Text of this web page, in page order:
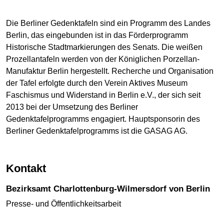
Die Berliner Gedenktafeln sind ein Programm des Landes
Berlin, das eingebunden ist in das Förderprogramm
Historische Stadtmarkierungen des Senats. Die weißen
Prozellantafeln werden von der Königlichen Porzellan-
Manufaktur Berlin hergestellt. Recherche und Organisation
der Tafel erfolgte durch den Verein Aktives Museum
Faschismus und Widerstand in Berlin e.V., der sich seit
2013 bei der Umsetzung des Berliner
Gedenktafelprogramms engagiert. Hauptsponsorin des
Berliner Gedenktafelprogramms ist die GASAG AG.
Kontakt
Bezirksamt Charlottenburg-Wilmersdorf von Berlin
Presse- und Öffentlichkeitsarbeit